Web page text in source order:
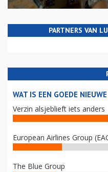
PARTNERS VAN
WAT IS EEN GOEDE
Verzin alsjeblieft iets anders
European Airlines Group
The Blue Group